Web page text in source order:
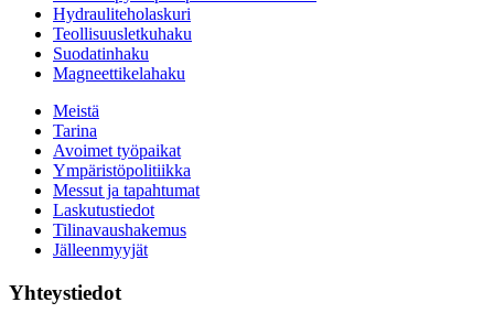
Hydrauliteholaskuri
Teollisuusletkuhaku
Suodatinhaku
Magneettikelahaku
Meistä
Tarina
Avoimet työpaikat
Ympäristöpolitiikka
Messut ja tapahtumat
Laskutustiedot
Tilinavaushakemus
Jälleenmyyjät
Yhteystiedot